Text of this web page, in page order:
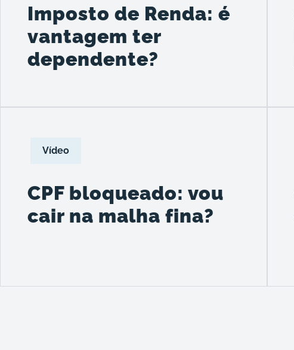
Imposto de Renda: é
vantagem ter
dependente?
Vídeo
CPF bloqueado: vou
cair na malha fina?